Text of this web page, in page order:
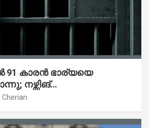
കാരൻ ഭാര്യയെ
നഴ്സിങ്
നൽകിയ വാഗ്ദാനം
Cherian